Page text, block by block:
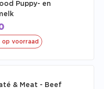
Puppy- en
op voorraad
& Meat - Beef